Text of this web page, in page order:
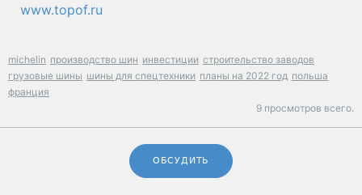
www.topof.ru
michelin производство шин инвестиции строительство заводов
грузовые шины шины для спецтехники планы на 2022 год польша
франция
9 просмотров всего.
ОБСУДИТЬ